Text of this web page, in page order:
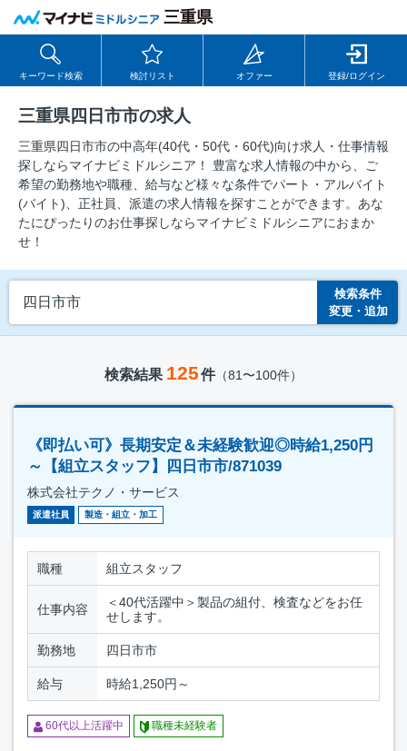
三重県
キーワード検索 検討リスト オファー 登録/ログイン
三重県四日市市の求人
三重県四日市市の中⾼年(40代・50代・60代)向け求⼈・仕事情報
探しならマイナビミドルシニア！ 豊富な求人情報の中から、ご
希望の勤務地や職種、給与など様々な条件でパート・アルバイト
(バイト)、正社員、派遣の求人情報を探すことができます。あな
たにぴったりのお仕事探しならマイナビミドルシニアにおまか
せ！
四日市市
検索条件
変更・追加
検索結果 125件（81〜100件）
《即払い可》長期安定＆未経験歓迎◎時給1,250円
～【組立スタッフ】四日市市/871039
株式会社テクノ・サービス
派遣社員 製造・組立・加工
職種 組立スタッフ
仕事内容
＜40代活躍中＞製品の組付、検査などをお任
せします。
勤務地 四日市市
給与 時給1,250円～
60代以上活躍中 職種未経験者